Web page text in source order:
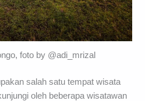
foto by @adi_mrizal
salah satu tempat wisata
oleh beberapa wisatawan